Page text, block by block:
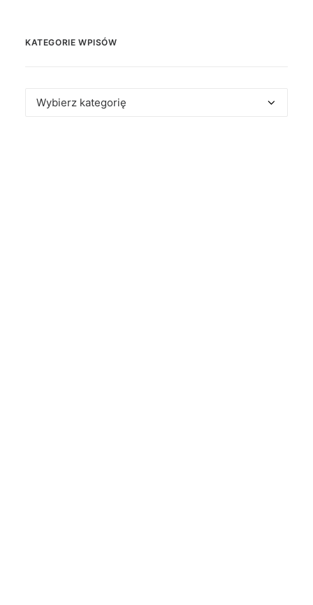
KATEGORIE WPISÓW
Kategorie